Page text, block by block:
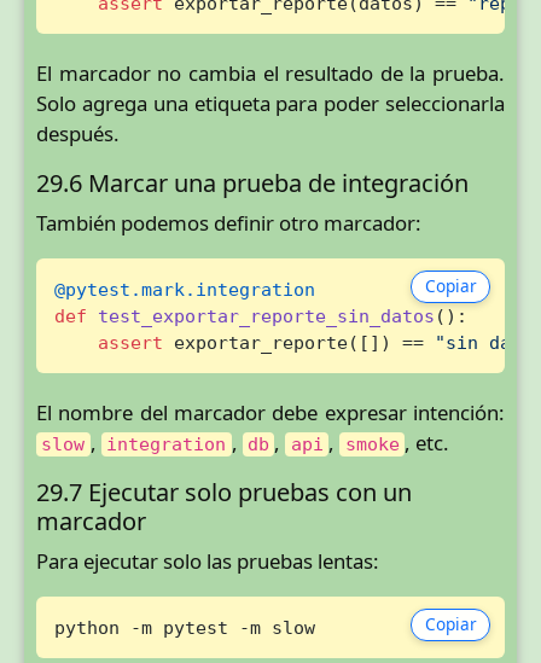
El marcador no cambia el resultado de la prueba.
Solo agrega una etiqueta para poder seleccionarla
después.
29.6 Marcar una prueba de integración
También podemos definir otro marcador:
Copiar
@pytest.mark.integration
def
test_exportar_reporte_sin_datos ():
assert exportar_reporte([]) == "sin
El nombre del marcador debe expresar intención:
slow , integration , db , api , smoke , etc.
29.7 Ejecutar solo pruebas con un
marcador
Para ejecutar solo las pruebas lentas:
Copiar
python -m pytest -m slow